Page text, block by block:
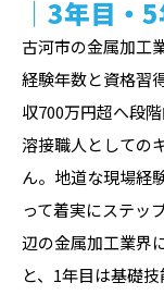
｜3年目・
古河市の金属加工
経験年数と資格習
収700万円超へ段
溶接職人としての
ん。地道な現場経
って着実にステッ
辺の金属加工業界
と、1年目は基礎